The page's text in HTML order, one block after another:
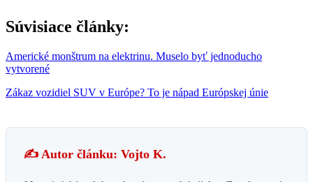
Súvisiace články:
Americké monštrum na elektrinu. Muselo byť jednoducho
vytvorené
Zákaz vozidiel SUV v Európe? To je nápad Európskej únie
✍️ Autor článku: Vojto K.